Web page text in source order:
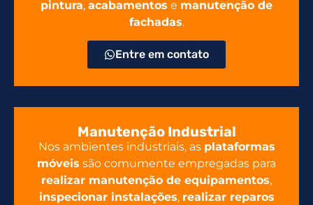
pintura, acabamentos e manutenção de
fachadas.
Entre em contato
Manutenção Industrial
Nos ambientes industriais, as plataformas
móveis são comumente empregadas para
realizar manutenção de equipamentos,
inspecionar instalações, realizar reparos